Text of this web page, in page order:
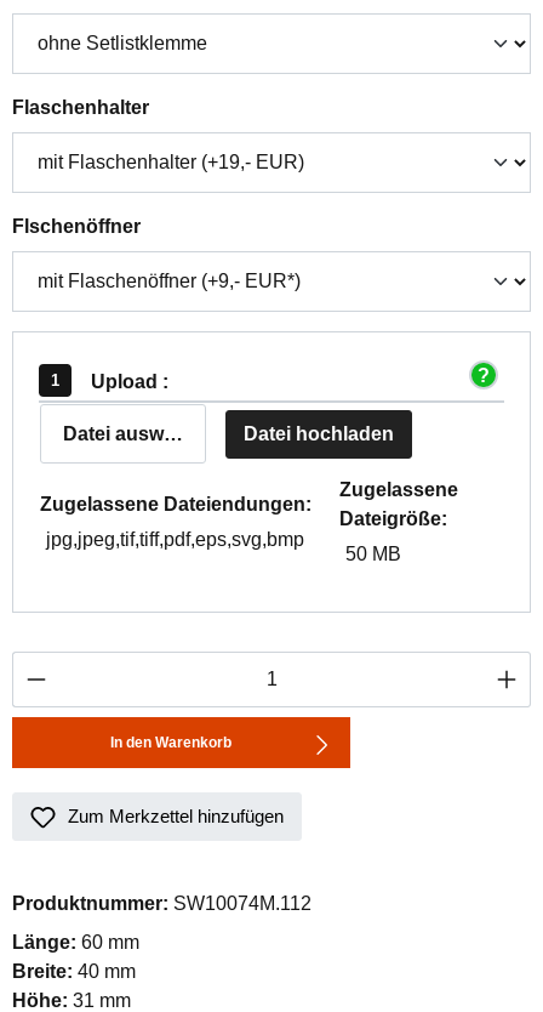
Flaschenhalterauswählen
Flschenöffnerauswählen
Upload :
Datei auswählen Datei hochladen
Zugelassene Dateiendungen:
jpg,jpeg,tif,tiff,pdf,eps,svg,bmp
Zugelassene
Dateigröße:
50 MB
Produkt Anzahl: Gib den gewünschten
In den Warenkorb
Zum Merkzettel hinzufügen
Produktnummer: SW10074M.112
Länge: 60 mm
Breite: 40 mm
Höhe: 31 mm